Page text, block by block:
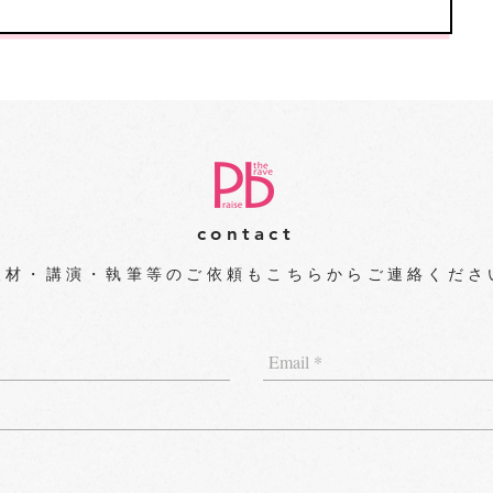
contact
材・講演・執筆等のご依頼もこちらからご連絡く ださ